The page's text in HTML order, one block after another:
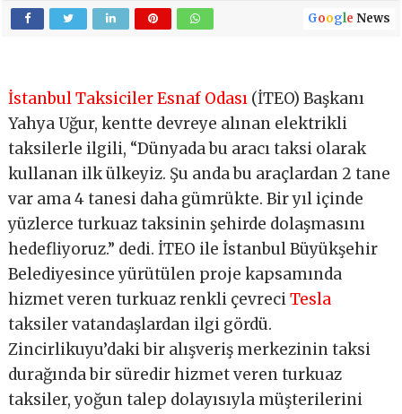
Google News
İstanbul Taksiciler Esnaf Odası (İTEO) Başkanı
Yahya Uğur, kentte devreye alınan elektrikli
taksilerle ilgili, “Dünyada bu aracı taksi olarak
kullanan ilk ülkeyiz. Şu anda bu araçlardan 2 tane
var ama 4 tanesi daha gümrükte. Bir yıl içinde
yüzlerce turkuaz taksinin şehirde dolaşmasını
hedefliyoruz.” dedi. İTEO ile İstanbul Büyükşehir
Belediyesince yürütülen proje kapsamında
hizmet veren turkuaz renkli çevreciTesla
taksiler vatandaşlardan ilgi gördü.
Zincirlikuyu’daki bir alışveriş merkezinin taksi
durağında bir süredir hizmet veren turkuaz
taksiler, yoğun talep dolayısıyla müşterilerini